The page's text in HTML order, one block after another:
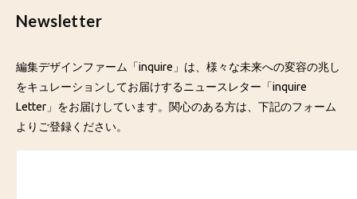
Newsletter
編集デザインファーム「inquire」は、様々な未来への変容の兆し
をキュレーションしてお届けするニュースレター「inquire
Letter」をお届けしています。関心のある方は、下記のフォーム
よりご登録ください。